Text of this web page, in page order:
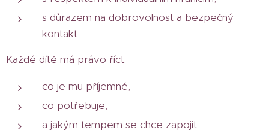
s důrazem na dobrovolnost a bezpečný
kontakt.
Každé dítě má právo říct:
co je mu příjemné,
co potřebuje,
a jakým tempem se chce zapojit.